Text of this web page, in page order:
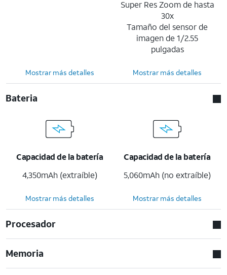
Super Res Zoom de hasta
30x
Tamaño del sensor de
imagen de 1/2.55
pulgadas
Mostrar más detalles Mostrar más detalles
Bateria
Capacidad de la batería
4,350mAh (extraíble)
Capacidad de la batería
5,060mAh (no extraíble)
Mostrar más detalles Mostrar más detalles
Procesador
Memoria